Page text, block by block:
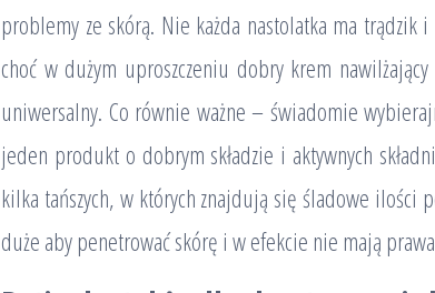
problemy ze skórą. Nie każda nastolatka ma trądzik
choć w dużym uproszczeniu dobry krem
uniwersalny. Co równie ważne – świadomie
jeden produkt o dobrym składzie i aktywnych
kilka tańszych, w których znajdują się śladowe ilości
duże aby penetrować skórę i w efekcie nie mają prawa